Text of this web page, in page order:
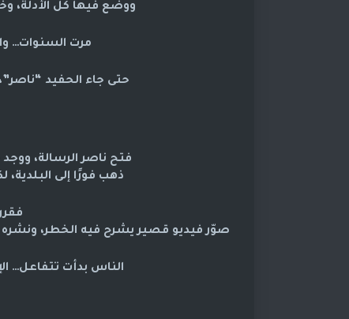
ووضع فيها كل الأدلة،
مرت السنوات…
حتى جاء الحفيد
فتح ناصر الرسالة،
ذهب فورًا إلى
صوّر فيديو قصير يشرح فيه الخطر،
الناس بدأت تتفاعل…